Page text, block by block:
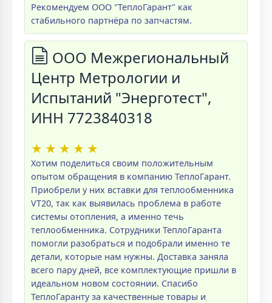
Рекомендуем ООО "ТеплоГарант" как
стабильного партнёра по запчастям.
ООО Межрегиональный
Центр Метрологии и
Испытаний "Энерготест",
ИНН 7723840318
★ ★ ★ ★ ★
Хотим поделиться своим положительным
опытом обращения в компанию ТеплоГарант.
Приобрели у них вставки для теплообменника
VT20, так как выявилась проблема в работе
системы отопления, а именно течь
теплообменника. Сотрудники ТеплоГаранта
помогли разобраться и подобрали именно те
детали, которые нам нужны. Доставка заняла
всего пару дней, все комплектующие пришли в
идеальном новом состоянии. Спасибо
ТеплоГаранту за качественные товары и